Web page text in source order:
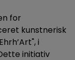
for
kunstnerisk
i
initiativ